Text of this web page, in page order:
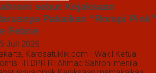
sebut Kejaksaan
Pakaikan “Rompi Pink”
Febrie
Juli 2026
Karosatuklik.com - Wakil Ketua
III DPR RI Ahmad Sahroni menilai